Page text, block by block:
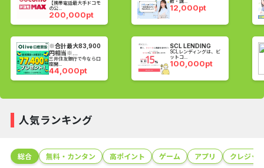
【携帯電話最大手ドコモ
の公...
200,000pt
※合計最大83,900
円相当※...
三井住友銀行で今なら口
座開...
44,000pt
12,000pt
SCL LENDING
SCLレンディングは、ビ
ットコ...
100,000pt
人気ランキング
総合 無料・カンタン 高ポイント ゲーム アプリ クレジッ